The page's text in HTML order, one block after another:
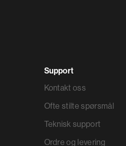
Support
Kontakt oss
Ofte stilte spørsmål
Teknisk support
Ordre og levering